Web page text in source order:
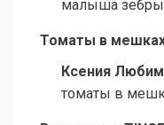
малыша зебры!
Томаты в
Ксения
томаты в